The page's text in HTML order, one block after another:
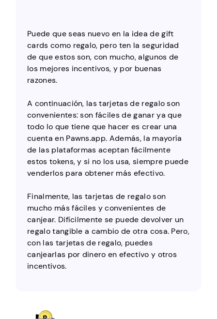
Puede que seas nuevo en la idea de gift
cards como regalo, pero ten la seguridad
de que estos son, con mucho, algunos de
los mejores incentivos, y por buenas
razones.
A continuación, las tarjetas de regalo son
convenientes: son fáciles de ganar ya que
todo lo que tiene que hacer es crear una
cuenta en Pawns.app. Además, la mayoría
de las plataformas aceptan fácilmente
estos tokens, y si no los usa, siempre puede
venderlos para obtener más efectivo.
Finalmente, las tarjetas de regalo son
mucho más fáciles y convenientes de
canjear. Difícilmente se puede devolver un
regalo tangible a cambio de otra cosa. Pero,
con las tarjetas de regalo, puedes
canjearlas por dinero en efectivo y otros
incentivos.